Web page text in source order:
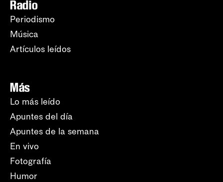
Radio
Periodismo
Música
Artículos leídos
Más
Lo más leído
Apuntes del día
Apuntes de la semana
En vivo
Fotografía
Humor